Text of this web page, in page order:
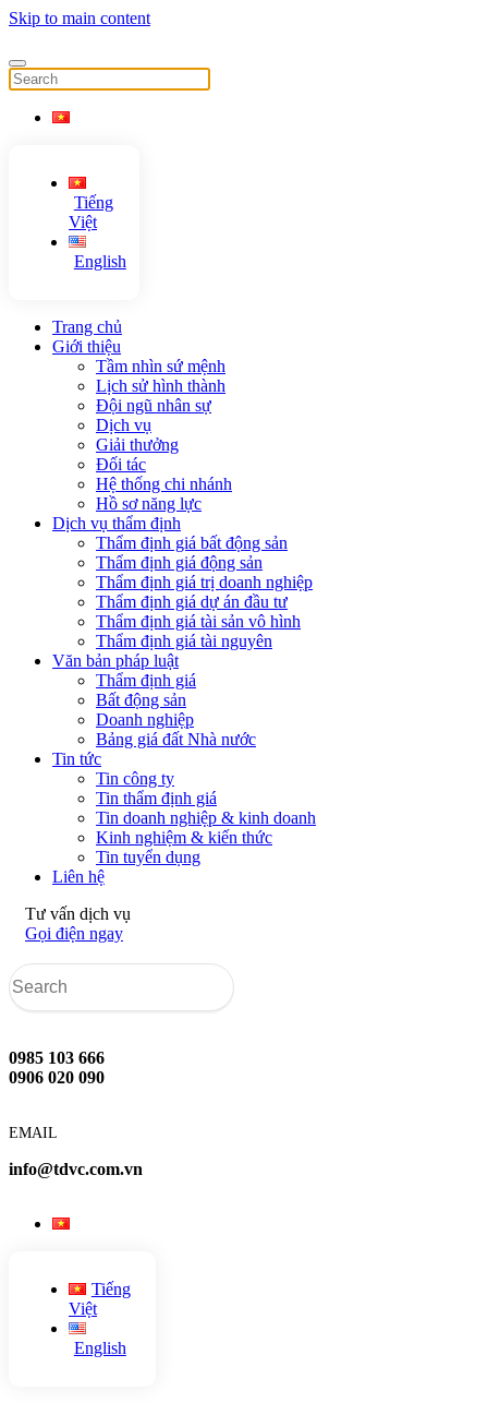
Skip to main content
Tiếng
Việt
English
Trang chủ
Giới thiệu
Tầm nhìn sứ mệnh
Lịch sử hình thành
Đội ngũ nhân sự
Dịch vụ
Giải thưởng
Đối tác
Hệ thống chi nhánh
Hồ sơ năng lực
Dịch vụ thẩm định
Thẩm định giá bất động sản
Thẩm định giá động sản
Thẩm định giá trị doanh nghiệp
Thẩm định giá dự án đầu tư
Thẩm định giá tài sản vô hình
Thẩm định giá tài nguyên
Văn bản pháp luật
Thẩm định giá
Bất động sản
Doanh nghiệp
Bảng giá đất Nhà nước
Tin tức
Tin công ty
Tin thẩm định giá
Tin doanh nghiệp & kinh doanh
Kinh nghiệm & kiến thức
Tin tuyển dụng
Liên hệ
Tư vấn dịch vụ
Gọi điện ngay
0985 103 666
0906 020 090
EMAIL
info@tdvc.com.vn
Tiếng
Việt
English